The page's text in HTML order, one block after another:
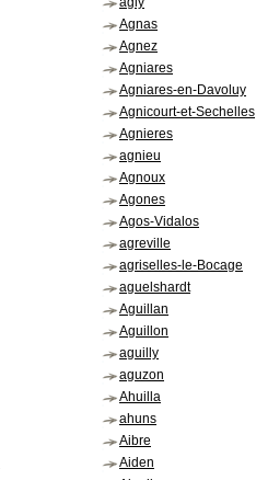
Agnas
Agnez
Agniares
Agniares-en-Davoluy
Agnicourt-et-Sechelles
Agnieres
agnieu
Agnoux
Agones
Agos-Vidalos
agreville
agriselles-le-Bocage
aguelshardt
Aguillan
Aguillon
aguilly
aguzon
Ahuilla
ahuns
Aibre
Aiden